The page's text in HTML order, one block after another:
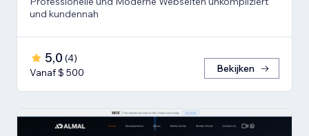
und kundennah
5,0 (4)
Vanaf $ 500
Bekijken